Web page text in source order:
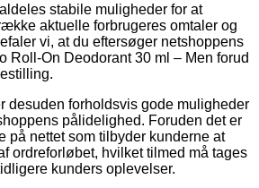
stabile muligheder for at
aktuelle forbrugeres omtaler og
vi, at du eftersøger netshoppens
Roll-On Deodorant 30 ml – Men forud
desuden forholdsvis gode muligheder
pålidelighed. Foruden det er
på nettet som tilbyder kunderne at
ordreforløbet, hvilket tilmed må tages
kunders oplevelser.